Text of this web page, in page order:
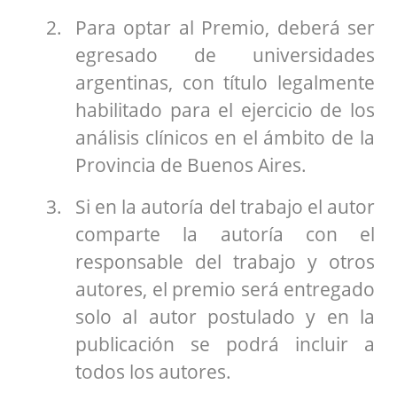
Para optar al Premio, deberá ser
egresado de universidades
argentinas, con título legalmente
habilitado para el ejercicio de los
análisis clínicos en el ámbito de la
Provincia de Buenos Aires.
Si en la autoría del trabajo el autor
comparte la autoría con el
responsable del trabajo y otros
autores, el premio será entregado
solo al autor postulado y en la
publicación se podrá incluir a
todos los autores.